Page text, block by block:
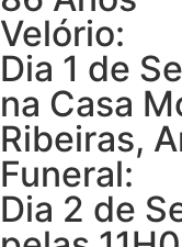
Velório:
Dia 1 de
na Casa
Ribeiras,
Funeral:
Dia 2 de